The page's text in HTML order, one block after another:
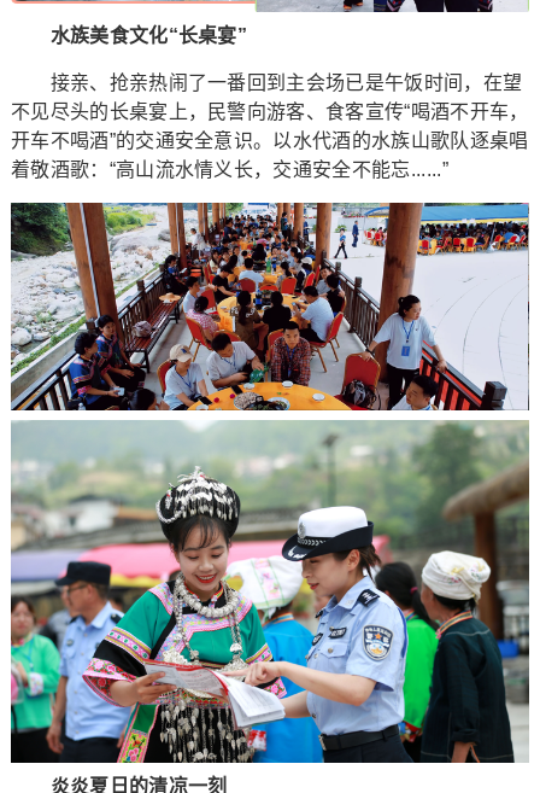
水族美食文化“长桌宴”
接亲、抢亲热闹了一番回到主会场已是午饭时间，在望
不见尽头的长桌宴上，民警向游客、食客宣传“喝酒不开车，
开车不喝酒”的交通安全意识。以水代酒的水族山歌队逐桌唱
着敬酒歌：“高山流水情义长，交通安全不能忘......”
炎炎夏日的清凉一刻